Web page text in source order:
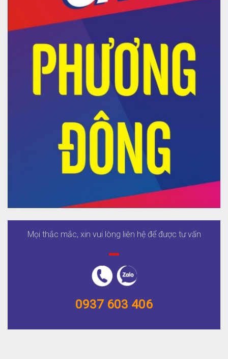
Mọi thắc mắc, xin vui lòng liên hệ để được tư vấn
0937 603 406